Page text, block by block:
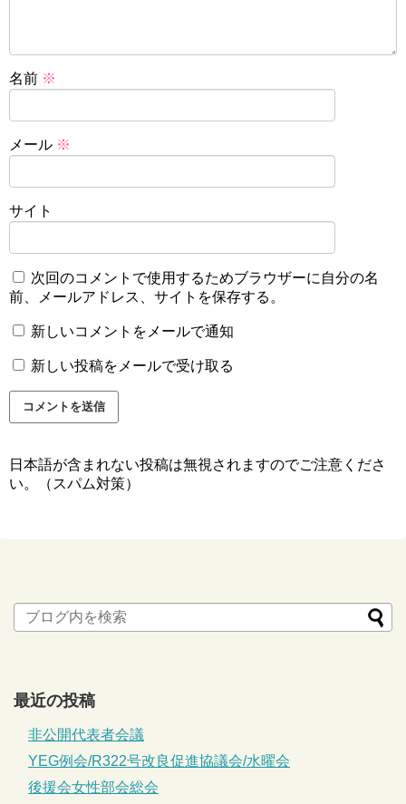
名前 ※
メール ※
サイト
次回のコメントで使用するためブラウザーに自分の名
前、メールアドレス、サイトを保存する。
新しいコメントをメールで通知
新しい投稿をメールで受け取る
日本語が含まれない投稿は無視されますのでご注意くださ
い。（スパム対策）
最近の投稿
非公開代表者会議
YEG例会/R322号改良促進協議会/水曜会
後援会女性部会総会